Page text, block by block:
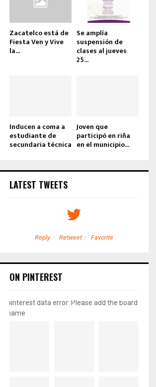
Zacatelco está de
Fiesta Ven y Vive
la...
Se amplía
suspensión de
clases al jueves
25...
Inducen a coma a
estudiante de
secundaria técnica
Joven que
participó en riña
en el municipio...
LATEST TWEETS
Reply Retweet Favorite
ON PINTEREST
pinterest data error: Please add the board
name